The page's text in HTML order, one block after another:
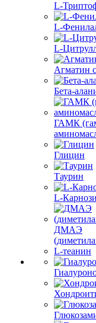
L-
L-
L-
Агматин
Бета-
ГАМК
Глицин
Таурин
L-
ДМАЭ
L-теанин